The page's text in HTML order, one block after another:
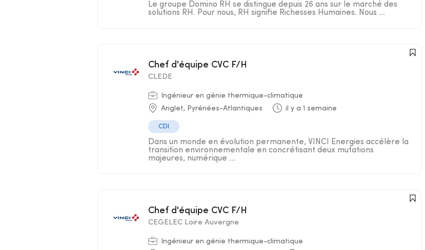
Le groupe Domino RH se distingue depuis 26 ans sur le marché des
solutions RH. Pour nous, RH signifie Richesses Humaines. Nous ...
Chef d'équipe CVC F/H
CLEDE
Ingénieur en génie thermique-climatique
Anglet, Pyrénées-Atlantiques
il y a 1 semaine
CDI
Dans un monde en évolution permanente, VINCI Energies accélère la
transition environnementale en concrétisant deux mutations
majeures, numérique ...
Chef d'équipe CVC F/H
CEGELEC Loire Auvergne
Ingénieur en génie thermique-climatique